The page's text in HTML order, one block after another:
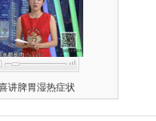
讲脾胃湿热症状